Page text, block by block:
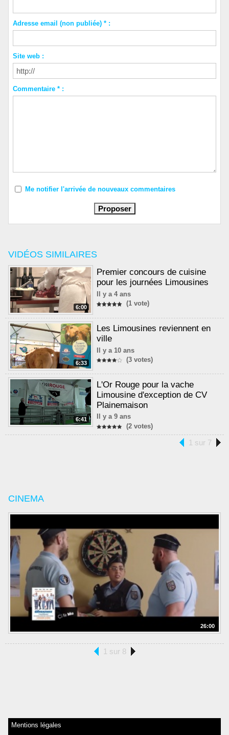
VIDÉOS SIMILAIRES
6:00
Premier concours de cuisine
pour les journées Limousines
Il y a 4 ans
(1 vote)
6:33
Les Limousines reviennent en
ville
Il y a 10 ans
(3 votes)
6:41
L'Or Rouge pour la vache
Limousine d'exception de CV
Plainemaison
Il y a 9 ans
(2 votes)
1 sur 7
CINEMA
26:00
1 sur 8
Adresse email (non publiée) * :
Site web :
Commentaire * :
Me notifier l'arrivée de nouveaux commentaires
Mentions légales